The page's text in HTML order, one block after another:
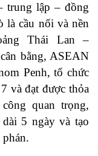
trung lập – đồng
là cầu nối và nền
Thái Lan –
bằng, ASEAN
Penh, tổ chức
và đạt được thỏa
quan trọng,
5 ngày và tạo